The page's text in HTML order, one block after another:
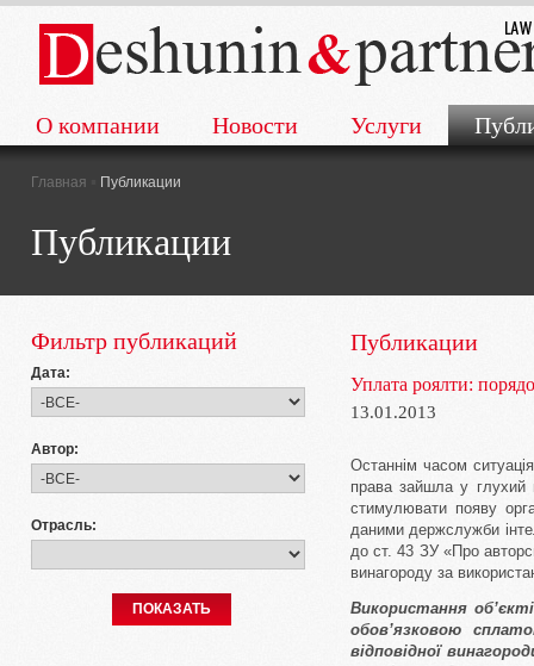
О компании Новости Услуги
Главная Публикации
Публикации
Фильтр публикаций
Дата:
Автор:
Отрасль:
ПОКАЗАТЬ
Публикации
Уплата роялти:
13.01.2013
Останнім часом
права зайшла у глухий
стимулювати появу
даними держслужби
до ст. 43 ЗУ «Про
винагороду за
Використання
обов’язковою
відповідної